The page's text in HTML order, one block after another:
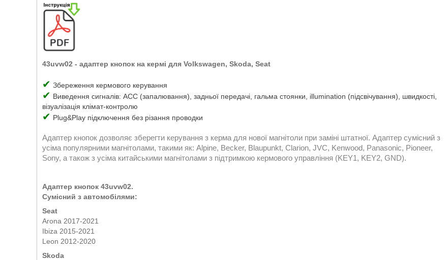
43uvw02 - адаптер кнопок на кермі для Volkswagen, Skoda, Seat
✔ Збереження кермового керування
✔ Виведення сигналів: ACC (запалювання), задньої передачі, гальма стоянки, illumination (підсвічування), швидкості,
візуалізація клімат-контролю
✔ Plug&Play підключення без різання проводки
Адаптер кнопок дозволяє зберегти керування з керма для нової магнітоли при заміні штатної. Адаптер сумісний з
усіма популярними магнітолами, такими як: Alpine, Becker, Blaupunkt, Clarion, JVC, Kenwood, Panasonic, Pioneer,
Sony, а також з усіма китайськими магнітолами з підтримкою кермового управління (KEY1, KEY2, GND).
Адаптер кнопок 43uvw02.
Сумісний з автомобілями:
Seat
Arona 2017-2021
Ibiza 2015-2021
Leon 2012-2020
Skoda